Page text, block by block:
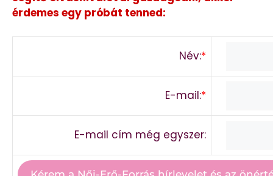
érdemes egy próbát tenned:
Név:*
E-mail:*
E-mail cím még egyszer: